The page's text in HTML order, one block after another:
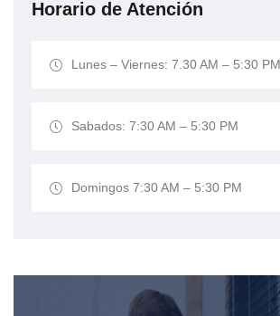
Horario de Atención
Lunes – Viernes: 7.30 AM – 5:30 PM
Sabados: 7:30 AM – 5:30 PM
Domingos 7:30 AM – 5:30 PM